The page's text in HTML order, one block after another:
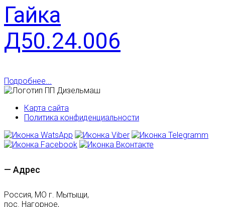
Гайка
Д50.24.006
Подробнее...
Карта сайта
Политика конфиденциальности
— Адрес
Россия, МО г. Мытыщи,
пос. Нагорное,